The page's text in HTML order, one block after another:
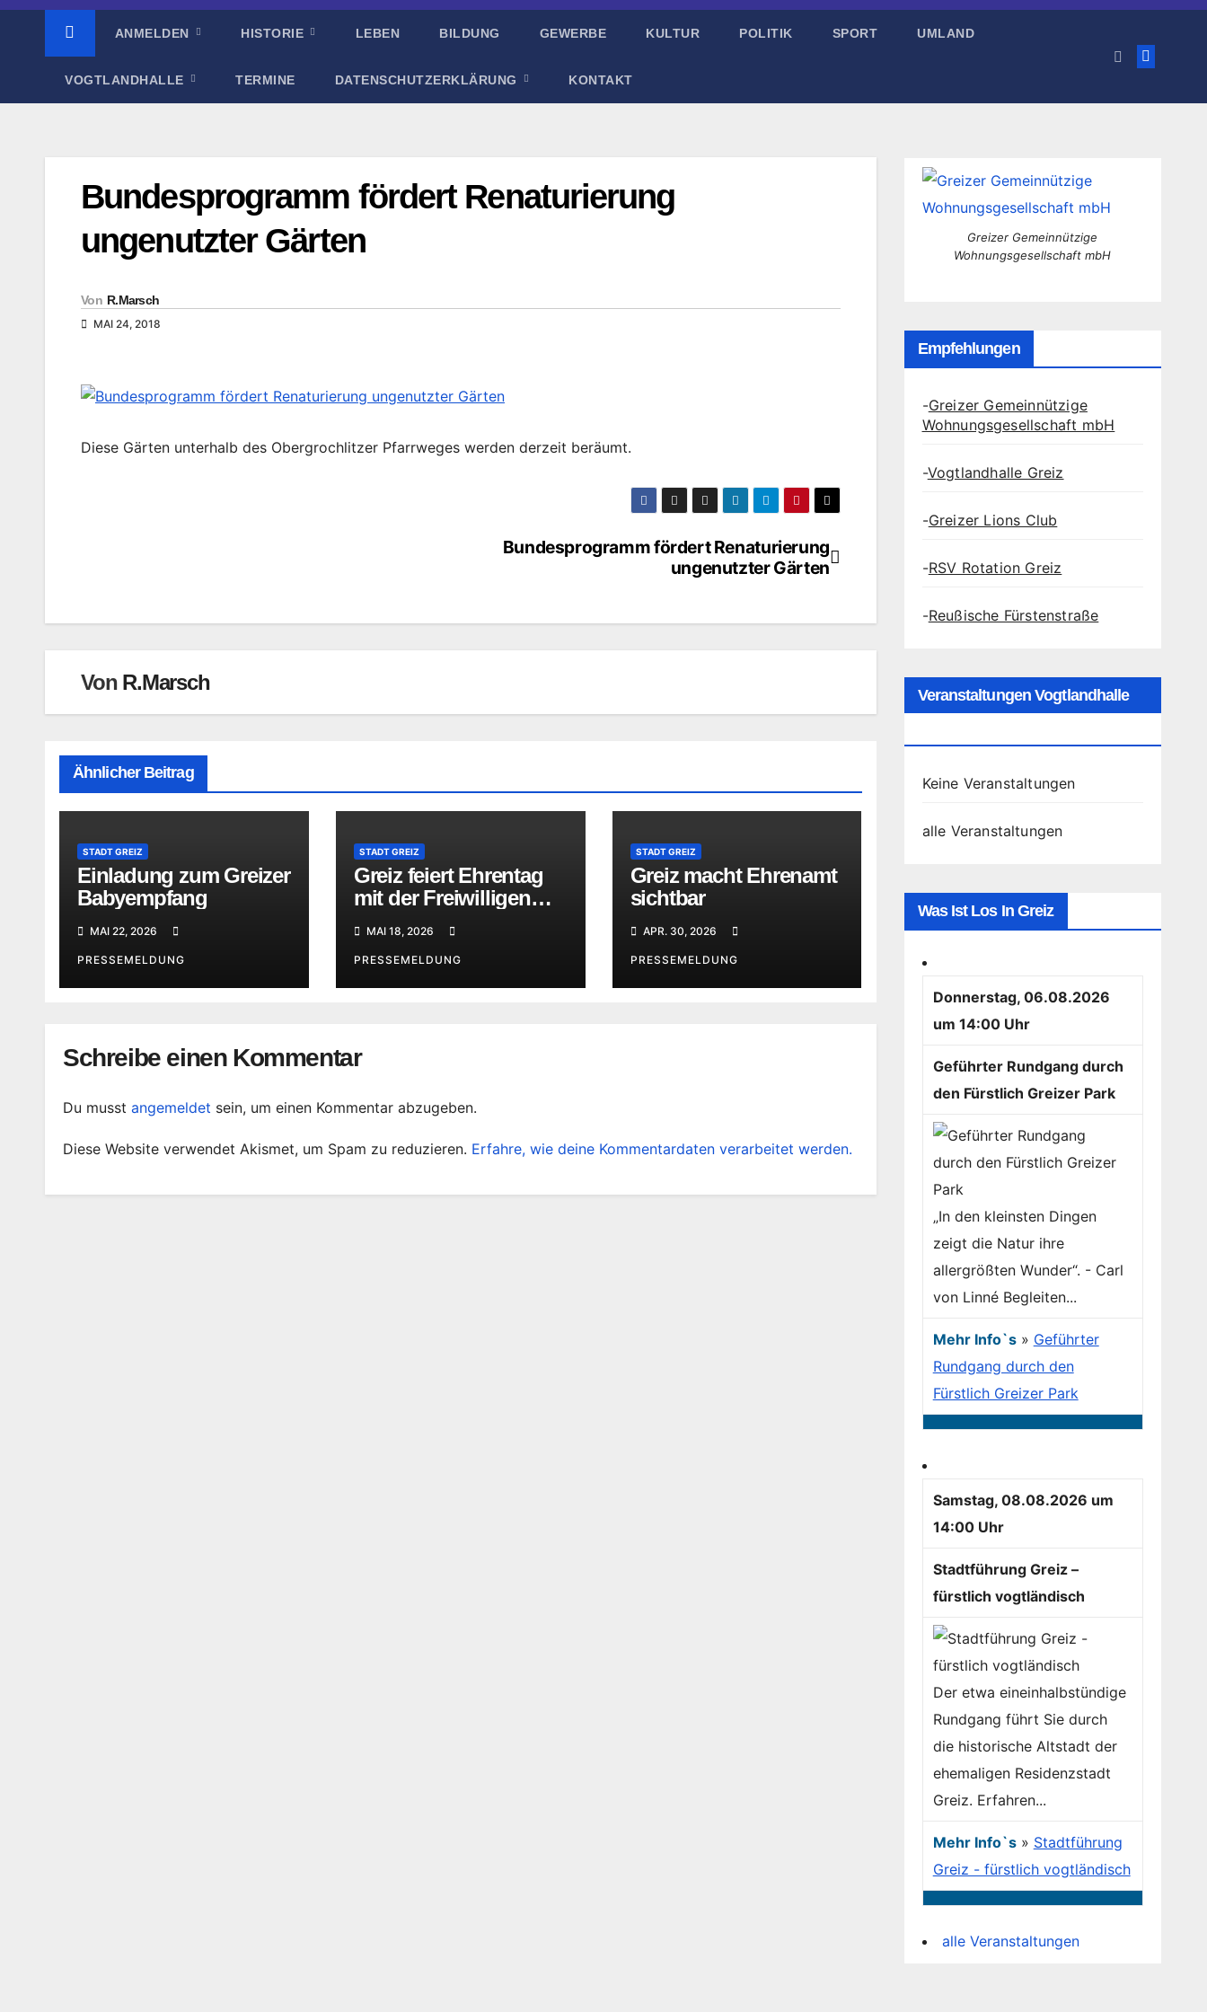
ANMELDEN HISTORIE LEBEN BILDUNG GEWERBE KULTUR POLITIK SPORT UMLAND
VOGTLANDHALLE TERMINE DATENSCHUTZERKLÄRUNG KONTAKT
Bundesprogramm fördert Renaturierung
ungenutzter Gärten
Von R.Marsch
MAI 24, 2018
Diese Gärten unterhalb des Obergrochlitzer Pfarrweges werden derzeit beräumt.
Bundesprogramm fördert Renaturierung
ungenutzter Gärten
Von R.Marsch
Ähnlicher Beitrag
STADT GREIZ
Einladung zum Greizer
Babyempfang
MAI 22, 2026
PRESSEMELDUNG
STADT GREIZ
Greiz feiert Ehrentag
mit der Freiwilligen
MAI 18, 2026
PRESSEMELDUNG
STADT GREIZ
Greiz macht Ehrenamt
sichtbar
APR. 30, 2026
PRESSEMELDUNG
Schreibe einen Kommentar
Du musst angemeldet sein, um einen Kommentar abzugeben.
Diese Website verwendet Akismet, um Spam zu reduzieren. Erfahre, wie deine Kommentardaten verarbeitet werden.
Greizer Gemeinnützige
Wohnungsgesellschaft mbH
Empfehlungen
-Greizer Gemeinnützige
Wohnungsgesellschaft mbH
-Vogtlandhalle Greiz
-Greizer Lions Club
-RSV Rotation Greiz
-Reußische Fürstenstraße
Veranstaltungen Vogtlandhalle
Keine Veranstaltungen
alle Veranstaltungen
Was Ist Los In Greiz
Donnerstag, 06.08.2026
um 14:00 Uhr
Geführter Rundgang durch
den Fürstlich Greizer Park
„In den kleinsten Dingen
zeigt die Natur ihre
allergrößten Wunder“. - Carl
von Linné Begleiten...
Mehr Info`s» Geführter
Rundgang durch den
Fürstlich Greizer Park
Samstag, 08.08.2026 um
14:00 Uhr
Stadtführung Greiz –
fürstlich vogtländisch
Der etwa eineinhalbstündige
Rundgang führt Sie durch
die historische Altstadt der
ehemaligen Residenzstadt
Greiz. Erfahren...
Mehr Info`s» Stadtführung
Greiz - fürstlich vogtländisch
alle Veranstaltungen